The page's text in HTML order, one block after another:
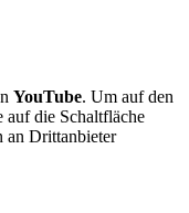
YouTube. Um auf den
auf die Schaltfläche
an Drittanbieter